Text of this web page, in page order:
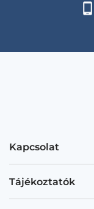
Kapcsolat
Tájékoztatók